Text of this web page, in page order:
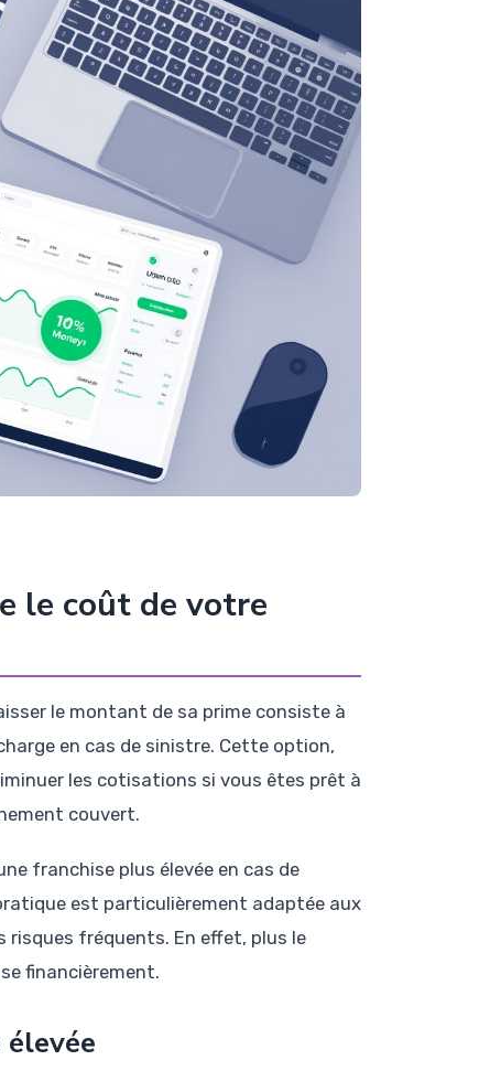
le coût de votre
le montant de sa prime consiste à
en cas de sinistre. Cette option,
les cotisations si vous êtes prêt à
couvert.
franchise plus élevée en cas de
est particulièrement adaptée aux
fréquents. En effet, plus le
financièrement.